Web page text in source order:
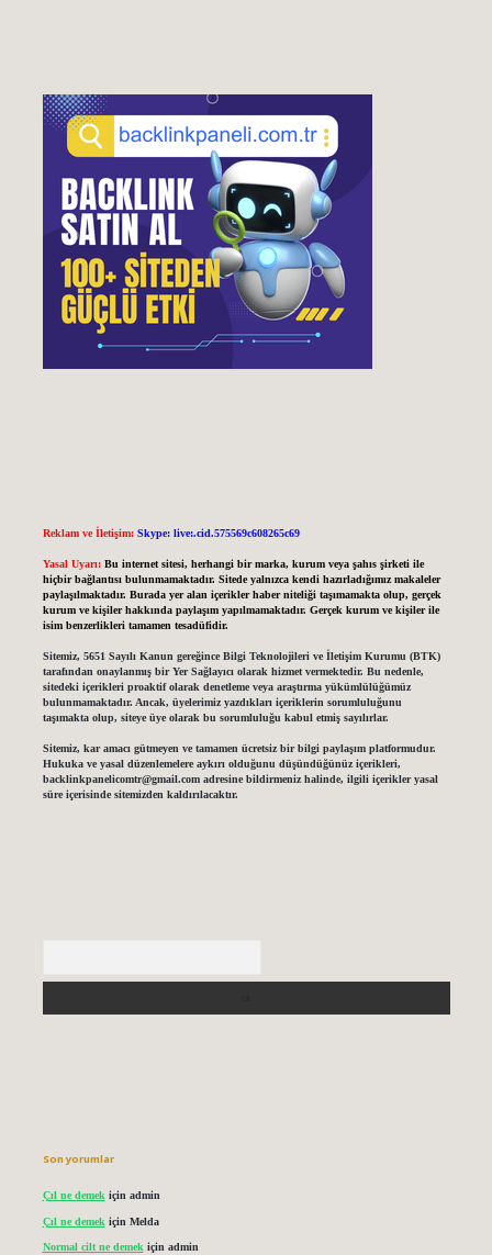
Reklam ve İletişim: Skype: live:.cid.575569c608265c69
Yasal Uyarı: Bu internet sitesi, herhangi bir marka, kurum veya şahıs şirketi ile
hiçbir bağlantısı bulunmamaktadır. Sitede yalnızca kendi hazırladığımız makaleler
paylaşılmaktadır. Burada yer alan içerikler haber niteliği taşımamakta olup, gerçek
kurum ve kişiler hakkında paylaşım yapılmamaktadır. Gerçek kurum ve kişiler ile
isim benzerlikleri tamamen tesadüfidir.
Sitemiz, 5651 Sayılı Kanun gereğince Bilgi Teknolojileri ve İletişim Kurumu (BTK)
tarafından onaylanmış bir Yer Sağlayıcı olarak hizmet vermektedir. Bu nedenle,
sitedeki içerikleri proaktif olarak denetleme veya araştırma yükümlülüğümüz
bulunmamaktadır. Ancak, üyelerimiz yazdıkları içeriklerin sorumluluğunu
taşımakta olup, siteye üye olarak bu sorumluluğu kabul etmiş sayılırlar.
Sitemiz, kar amacı gütmeyen ve tamamen ücretsiz bir bilgi paylaşım platformudur.
Hukuka ve yasal düzenlemelere aykırı olduğunu düşündüğünüz içerikleri,
backlinkpanelicomtr@gmail.comadresine bildirmeniz halinde, ilgili içerikler yasal
süre içerisinde sitemizden kaldırılacaktır.
Son yorumlar
Çıl ne demek için admin
Çıl ne demek için Melda
Normal cilt ne demekiçin admin